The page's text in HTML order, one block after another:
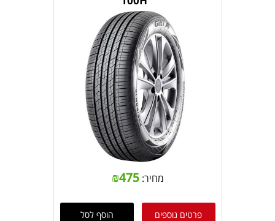
מחיר: ₪475
פרטים נוספים הוסף לסל